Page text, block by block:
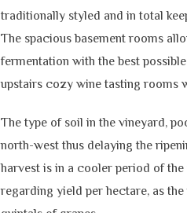
traditionally styled and in total
The spacious basement rooms
fermentation with the best
upstairs cozy wine tasting rooms
The type of soil in the vineyard,
north-west thus delaying the
harvest is in a cooler period of
regarding yield per hectare, as